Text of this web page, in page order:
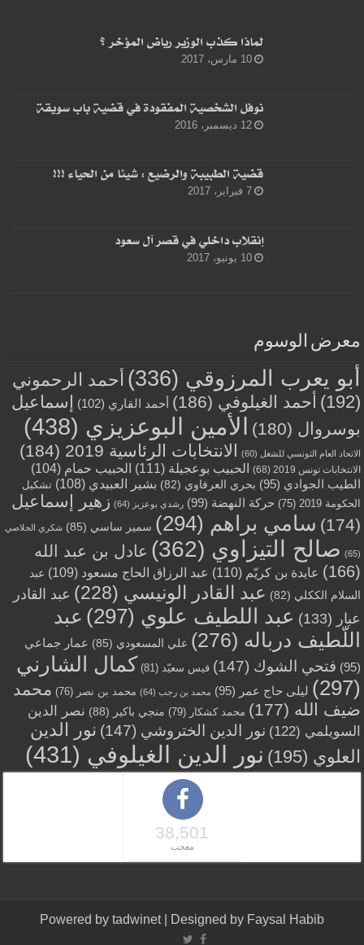
لماذا كذب الوزير رياض المؤخر ؟
10 مارس، 2017
نوفل الشخصية المفقودة في قضية باب سويقة
12 ديسمبر، 2016
قضية الطبيبة والرضيع : شيئا من الحياء !!!
7 فبراير، 2017
إنقلاب داخلي في قصر آل سعود
10 يونيو، 2017
معرض الوسوم
أبو يعرب المرزوقي (336)
أحمد الرحموني
(192)
أحمد الغيلوفي (186) أحمد القاري (102)
إسماعيل
بوسروال (180) الأمين البوعزيزي (438)
الاتحاد العام التونسي للشغل (60) الانتخابات الرئاسية 2019 (184)
الانتخابات تونس 2019 (68) الحبيب بوعجيلة (111) الحبيب حمام (104)
الطيب الجوادي (95) بحري العرفاوي (82) بشير العبيدي (108)
تشكيل
الحكومة 2019
(75) حركة النهضة (99) رشدي بوعزيز (64)
زهير إسماعيل
(174)
سامي براهم (294) سمير ساسي (85) شكري الجلاصي
(65) صالح التيزاوي (362)
عادل بن عبد الله
(166)
عايدة بن كريّم (110) عبد الرزاق الحاج مسعود (109)
عبد
السلام الككلي (82) عبد القادر الونيسي (228)
عبد القادر
عبار (133) عبد اللطيف علوي (297)
عبد
اللّطيف درباله (276) علي المسعودي (85)
عمار جماعي
(95)
فتحي الشوك (147) قيس سعيّد (81)
كمال الشارني
(297)
ليلى حاج عمر (95) محمد بن رجب (64) محمد بن نصر (76)
محمد
ضيف الله (177) محمد كشكار (79) منجي باكير (88)
نصر الدين
السويلمي (122) نور الدين الختروشي (147)
نور الدين
العلوي (195) نور الدين الغيلوفي (431)
38,501
معجب
Powered by tadwinet| Designed by Faysal Habib